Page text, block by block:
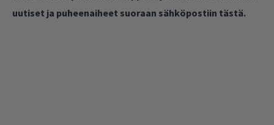
uutiset ja puheenaiheet suoraan sähköpostiin tästä.